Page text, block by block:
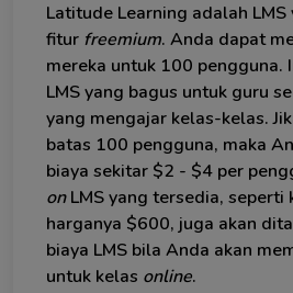
Latitude Learning adalah LMS
fitur freemium. Anda dapat
mereka untuk 100 pengguna.
LMS yang bagus untuk guru
yang mengajar kelas-kelas.
batas 100 pengguna, maka
biaya sekitar $2 - $4 per
onLMS yang tersedia, seperti
harganya $600, juga akan
biaya LMS bila Anda akan
untuk kelas online.